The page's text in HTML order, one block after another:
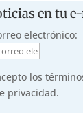
en tu
electrónico:
los
privacidad.